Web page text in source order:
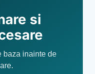
si
baza inainte de